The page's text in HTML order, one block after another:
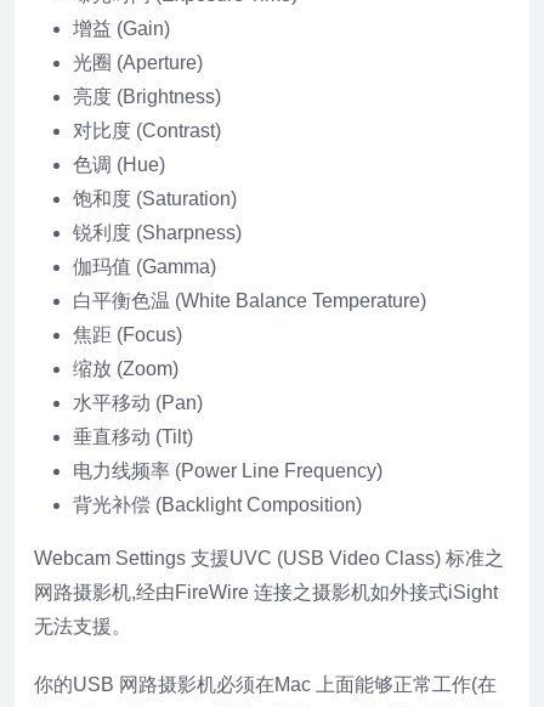
增益 (Gain)
光圈 (Aperture)
亮度 (Brightness)
对比度 (Contrast)
色调 (Hue)
饱和度 (Saturation)
锐利度 (Sharpness)
伽玛值 (Gamma)
白平衡色温 (White Balance Temperature)
焦距 (Focus)
缩放 (Zoom)
水平移动 (Pan)
垂直移动 (Tilt)
电力线频率 (Power Line Frequency)
背光补偿 (Backlight Composition)
Webcam Settings 支援UVC (USB Video Class) 标准之
网路摄影机,经由FireWire 连接之摄影机如外接式iSight
无法支援。
你的USB 网路摄影机必须在Mac 上面能够正常工作(在